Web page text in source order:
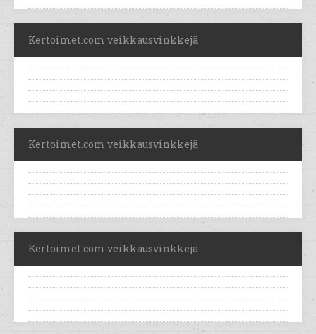
Kertoimet.com veikkausvinkkejä
Kertoimet.com veikkausvinkkejä
Kertoimet.com veikkausvinkkejä